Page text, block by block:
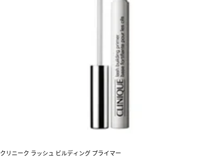
クリニーク ラッシュ ビルディング プライマー